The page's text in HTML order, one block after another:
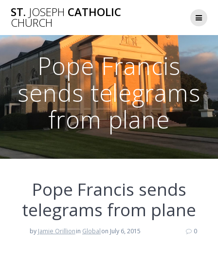
to
ST. JOSEPH CATHOLIC
CHURCH
Pope Francis
sends telegrams
from plane
Pope Francis sends
telegrams from plane
by Jamie Orillionin Globalon July 6, 2015 0